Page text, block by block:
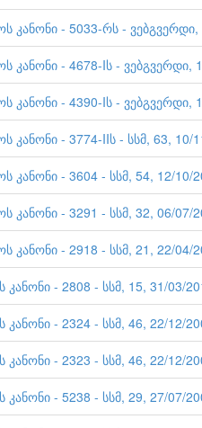
კანონი - 5033-რს -
კანონი - 4678-Iს -
კანონი - 4390-Iს - ვებგვერდი,
კანონი - 3774-IIს - სსმ, 63, 10/
კანონი - 3604 - სსმ, 54, 12/10/
კანონი - 3291 - სსმ, 32, 06/07/
კანონი - 2918 - სსმ, 21, 22/04/
კანონი - 2808 - სსმ, 15, 31/03/
კანონი - 2324 - სსმ, 46, 22/12/
კანონი - 2323 - სსმ, 46, 22/12/
კანონი - 5238 - სსმ, 29, 27/07/